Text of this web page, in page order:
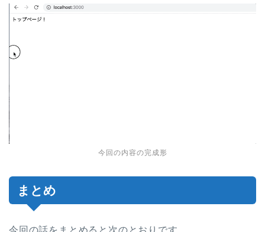
今回の内容の完成形
まとめ
今回の話をまとめると次のとおりです。